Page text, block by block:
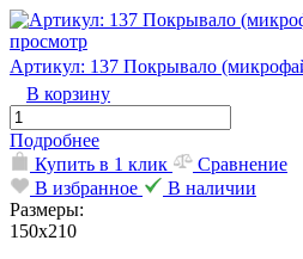
просмотр
Артикул: 137 Покрывало
В корзину
Подробнее
Купить в 1 клик
Сравнение
В избранное
В наличии
Размеры:
150х210